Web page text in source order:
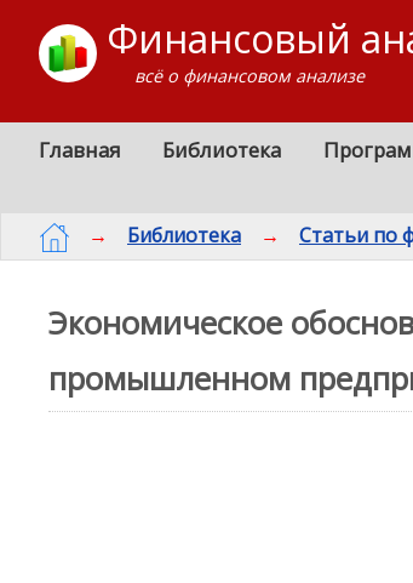
Финансовый
всё о финансовом анализе
Главная Библиотека
→ Библиотека → Статьи по
Экономическое
промышленном